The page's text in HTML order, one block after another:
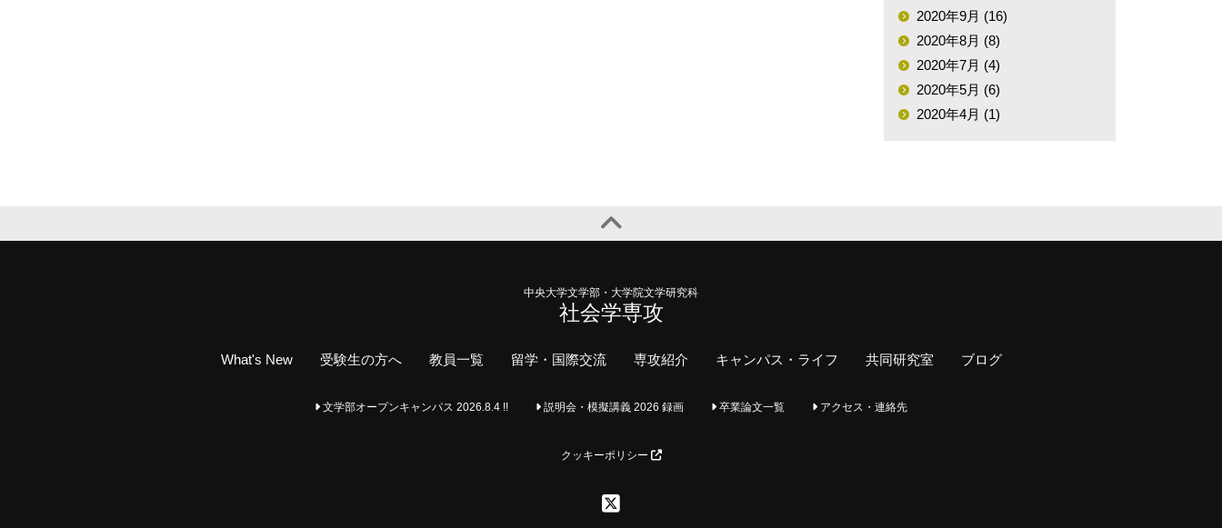
2020年9月 (16)
2020年8月 (8)
2020年7月 (4)
2020年5月 (6)
2020年4月 (1)
中央大学文学部・大学院文学研究科
社会学専攻
What's New 受験生の方へ 教員一覧 留学・国際交流 専攻紹介 キャンパス・ライフ 共同研究室 ブログ
文学部オープンキャンパス 2026.8.4 !! 説明会・模擬講義 2026 録画 卒業論文一覧 アクセス・連絡先
クッキーポリシー